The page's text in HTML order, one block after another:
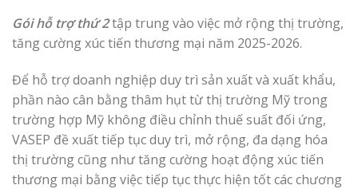
Gói hỗ trợ thứ 2tập trung vào việc mở rộng thị trường,
tăng cường xúc tiến thương mại năm 2025-2026.
Để hỗ trợ doanh nghiệp duy trì sản xuất và xuất khẩu,
phần nào cân bằng thâm hụt từ thị trường Mỹ trong
trường hợp Mỹ không điều chỉnh thuế suất đối ứng,
VASEP đề xuất tiếp tục duy trì, mở rộng, đa dạng hóa
thị trường cũng như tăng cường hoạt động xúc tiến
thương mại bằng việc tiếp tục thực hiện tốt các chương